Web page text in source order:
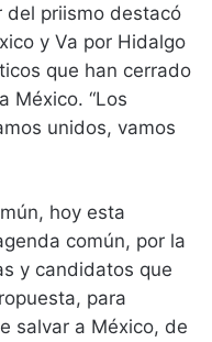
del priismo destacó
y Va por Hidalgo
que han cerrado
México. “Los
unidos, vamos
hoy esta
común, por la
y candidatos que
para
salvar a México, de